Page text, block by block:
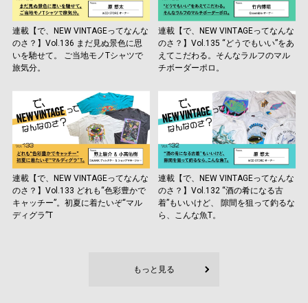
連載【で、NEW VINTAGEってなんな
のさ？】Vol.136 まだ見ぬ景色に思
いを馳せて。 ご当地モノTシャツで
旅気分。
連載【で、NEW VINTAGEってなんな
のさ？】Vol.135 “どうでもいい”をあ
えてこだわる。そんなラルフのマル
チボーダーポロ。
連載【で、NEW VINTAGEってなんな
のさ？】Vol.133 どれも“色彩豊かで
キャッチー”。初夏に着たいぞ“マル
ディグラ”T
連載【で、NEW VINTAGEってなんな
のさ？】Vol.132 “酒の肴になる古
着”もいいけど、 隙間を狙って釣るな
ら、こんな魚T。
もっと見る